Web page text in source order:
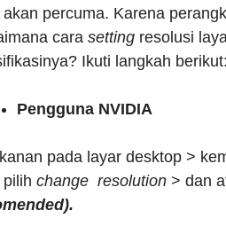
akan percuma. Karena
cara settingresolusi
Ikuti langkah berikut:
Pengguna NVIDIA
pada layar desktop >
pilih change resolution> dan